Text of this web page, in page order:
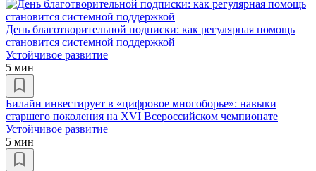
День благотворительной подписки: как регулярная помощь
становится системной поддержкой
Устойчивое развитие
5 мин
Билайн инвестирует в «цифровое многоборье»: навыки
старшего поколения на XVI Всероссийском чемпионате
Устойчивое развитие
5 мин